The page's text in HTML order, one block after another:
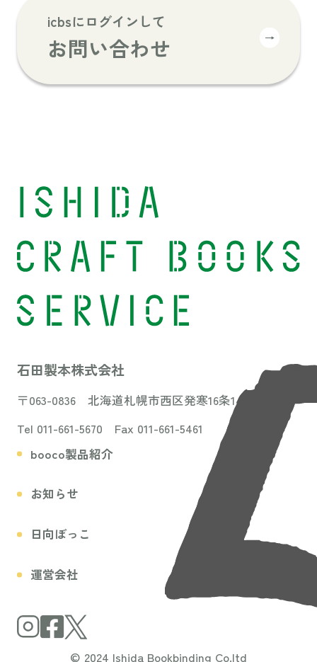
icbsにログインして
お問い合わせ →
石田製本株式会社
〒063-0836 北海道札幌市西区発寒16条14丁目3-31
Tel 011-661-5670 Fax 011-661-5461
booco製品紹介
お知らせ
日向ぼっこ
運営会社
© 2024 Ishida Bookbinding Co.ltd